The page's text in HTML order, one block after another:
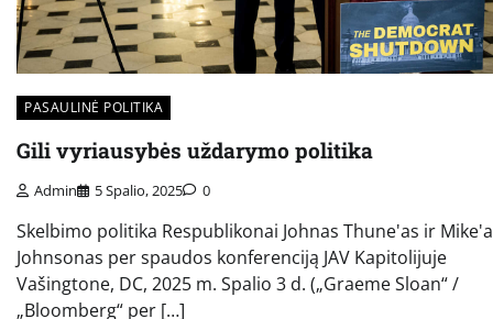
PASAULINĖ POLITIKA
Gili vyriausybės uždarymo politika
Admin 5 Spalio, 2025 0
Skelbimo politika Respublikonai Johnas Thune'as ir
Johnsonas per spaudos konferenciją JAV Kapitolijuje
Vašingtone, DC, 2025 m. Spalio 3 d. („Graeme Sloan“ /
„Bloomberg“ per […]